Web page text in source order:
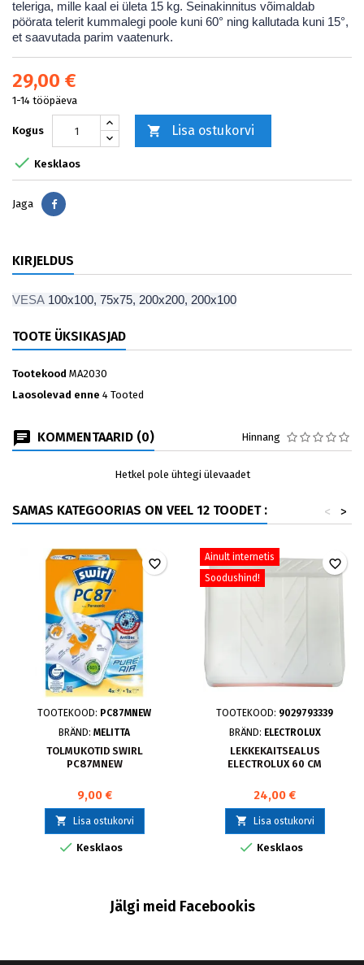
teleriga, mille kaal ei ületa 15 kg. Seinakinnitus võimaldab
pöörata telerit kummalegi poole kuni 60° ning kallutada kuni 15°,
et saavutada parim vaatenurk.
29,00 €
1-14 tööpäeva
Kogus  Lisa ostukorvi
 Kesklaos
Jaga Jaga
KIRJELDUS
VESA 100x100, 75x75, 200x200, 200x100
TOOTE ÜKSIKASJAD
Tootekood MA2030
Laosolevad enne 4 Tooted
KOMMENTAARID (0) Hinnang
Hetkel pole ühtegi ülevaadet
SAMAS KATEGOORIAS ON VEEL 12 TOODET : >
<
TOOTEKOOD: PC87MNEW
BRÄND: MELITTA
TOLMUKOTID SWIRL
PC87MNEW
9,00 €
 Lisa ostukorvi
 Kesklaos
favorite_border
Ainult internetis
Soodushind!
TOOTEKOOD: 9029793339
BRÄND: ELECTROLUX
LEKKEKAITSEALUS
ELECTROLUX 60 CM
24,00 €
 Lisa ostukorvi
 Kesklaos
favorite_border
Jälgi meid Facebookis